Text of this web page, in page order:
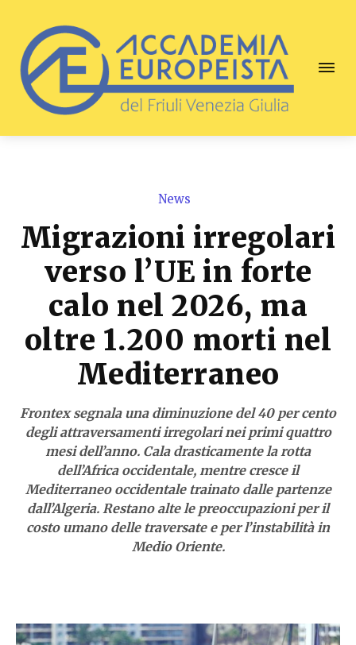
News
Migrazioni irregolari
verso l’UE in forte
calo nel 2026, ma
oltre 1.200 morti nel
Mediterraneo
Frontex segnala una diminuzione del 40 per cento
degli attraversamenti irregolari nei primi quattro
mesi dell’anno. Cala drasticamente la rotta
dell’Africa occidentale, mentre cresce il
Mediterraneo occidentale trainato dalle partenze
dall’Algeria. Restano alte le preoccupazioni per il
costo umano delle traversate e per l’instabilità in
Medio Oriente.